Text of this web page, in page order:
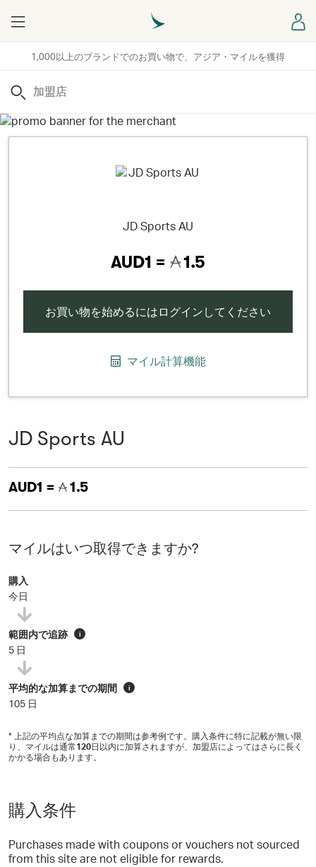
1,000以上のブランドでのお買い物で、アジア・マイルを獲得
Menu
検索
JD Sports AU
AUD1 = 1.5
お買い物を始めるにはログインしてください
マイル計算機能
JD Sports AU
AUD1 = 1.5
マイルはいつ取得できますか?
購入
今日
範囲内で追跡 i
5 日
平均的な加算までの期間 i
105 日
* 上記の平均点な加算までの期間は参考例です。購入条件に特に記載が無い限
り、マイルは通常120日以内に加算されますが、加盟店によってはさらに長く
かかる場合もあります。
購入条件
Purchases made with coupons or vouchers not sourced
from this site are not eligible for rewards.